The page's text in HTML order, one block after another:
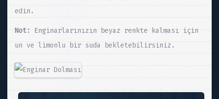
edin.
Not:
Enginarlarınızın beyaz renkte kalması için
un ve limonlu bir suda bekletebilirsiniz.